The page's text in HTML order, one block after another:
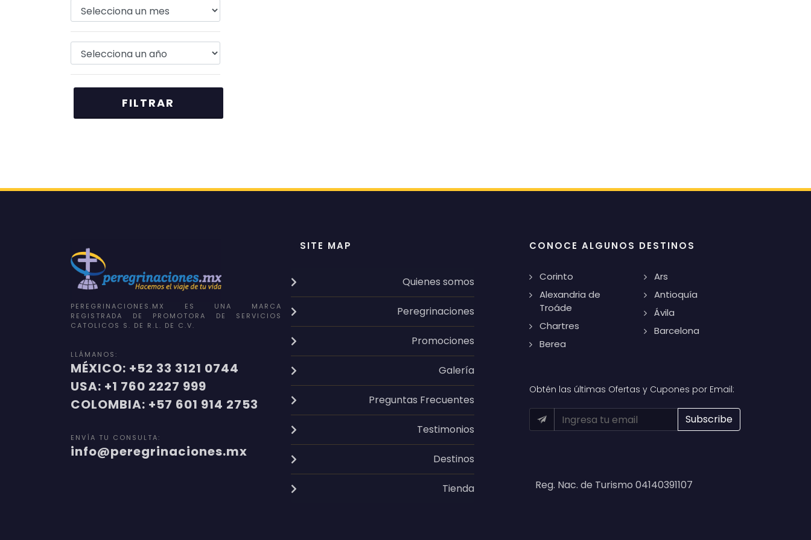
PEREGRINACIONES.MX ES UNA MARCA
REGISTRADA DE PROMOTORA DE SERVICIOS
CATOLICOS S. DE R.L. DE C.V.
LLÁMANOS:
MÉXICO: +52 33 3121 0744
USA: +1 760 2227 999
COLOMBIA: +57 601 914 2753
ENVÍA TU CONSULTA:
info@peregrinaciones.mx
SITE MAP
Quienes somos
Peregrinaciones
Promociones
Galería
Preguntas Frecuentes
Testimonios
Destinos
Tienda
CONOCE ALGUNOS DESTINOS
Corinto
Alexandria de
Troáde
Chartres
Berea
Ars
Antioquía
Ávila
Barcelona
Obtén las últimas Ofertas y Cupones por Email:
Reg. Nac. de Turismo 04140391107